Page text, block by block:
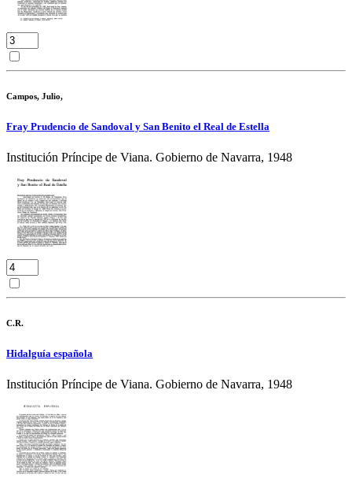
Campos, Julio,
Fray Prudencio de Sandoval y San Benito el Real de Estella
Institución Príncipe de Viana. Gobierno de Navarra, 1948
C.R.
Hidalguía española
Institución Príncipe de Viana. Gobierno de Navarra, 1948